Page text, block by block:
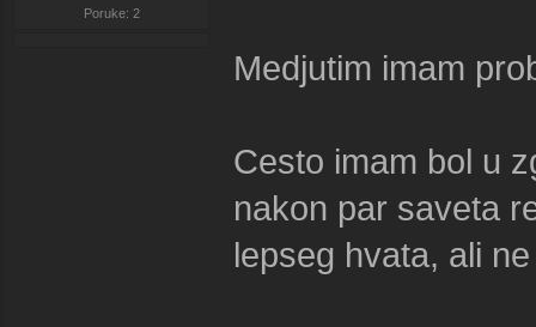
Poruke: 2
Medjutim imam
Cesto imam bol u
nakon par saveta
lepseg hvata, ali